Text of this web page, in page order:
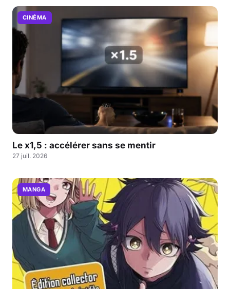
CINÉMA
Le x1,5 : accélérer sans se mentir
27 juil. 2026
MANGA